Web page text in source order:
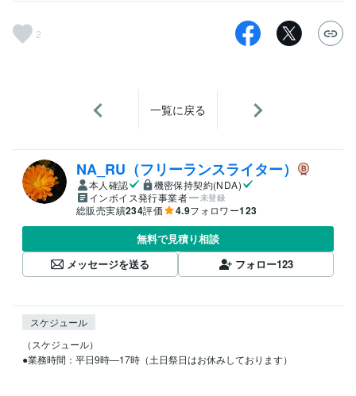
2
一覧に戻る
NA_RU（フリーランスライター）
本人確認
機密保持契約(NDA)
インボイス発行事業者
未登録
総販売実績234評価 4.9フォロワー123
無料で見積り相談
メッセージを送る
フォロー123
スケジュール
（スケジュール）
●業務時間：平日9時―17時（土日祭日はお休みしております）